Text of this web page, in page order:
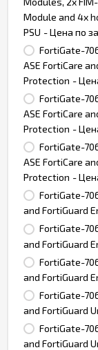
Module and 4x
PSU - Цена по
FortiGate-
ASE FortiCare
Protection -
FortiGate-
ASE FortiCare
Protection -
FortiGate-
ASE FortiCare
Protection -
FortiGate-
and FortiGuard
FortiGate-
and FortiGuard
FortiGate-
and FortiGuard
FortiGate-
and FortiGuard
FortiGate-
and FortiGuard